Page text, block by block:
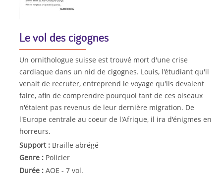
Le vol des cigognes
Un ornithologue suisse est trouvé mort d'une crise
cardiaque dans un nid de cigognes. Louis, l'étudiant qu'il
venait de recruter, entreprend le voyage qu'ils devaient
faire, afin de comprendre pourquoi tant de ces oiseaux
n'étaient pas revenus de leur dernière migration. De
l'Europe centrale au coeur de l'Afrique, il ira d'énigmes en
horreurs.
Support : Braille abrégé
Genre : Policier
Durée : AOE - 7 vol.